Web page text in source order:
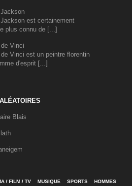
est certainement
plus connu de [...]
de Vinci
de Vinci est un peintre florentin
d'esprit [...]
Blais
/ FILM / TV MUSIQUE SPORTS
HOMMES